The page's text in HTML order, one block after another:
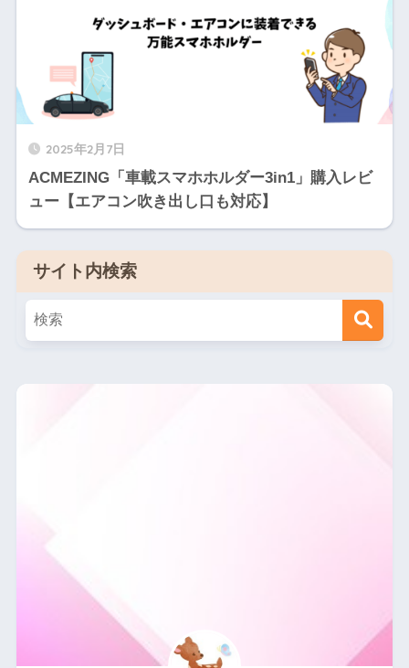
2025年2月7日
ACMEZING「車載スマホホルダー3in1」購入レビ
ュー【エアコン吹き出し口も対応】
サイト内検索